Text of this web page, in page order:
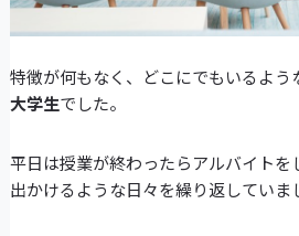
特徴が何もなく、どこにでもいるよう
大学生でした。
平日は授業が終わったらアルバイトを
出かけるような日々を繰り返していま